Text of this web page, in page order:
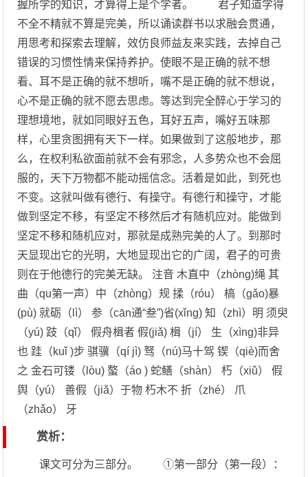
握所学的知识，才算得上是个学者。 君子知道学得
不全不精就不算是完美，所以诵读群书以求融会贯通，
用思考和探索去理解，效仿良师益友来实践，去掉自己
错误的习惯性情来保持养护。使眼不是正确的就不想
看、耳不是正确的就不想听，嘴不是正确的就不想说，
心不是正确的就不愿去思虑。等达到完全醉心于学习的
理想境地，就如同眼好五色，耳好五声，嘴好五味那
样，心里贪图拥有天下一样。如果做到了这般地步，那
么，在权利私欲面前就不会有邪念，人多势众也不会屈
服的，天下万物都不能动摇信念。活着是如此，到死也
不变。这就叫做有德行、有操守。有德行和操守，才能
做到坚定不移，有坚定不移然后才有随机应对。能做到
坚定不移和随机应对，那就是成熟完美的人了。到那时
天显现出它的光明，大地显现出它的广阔，君子的可贵
则在于他德行的完美无缺。 注音 木直中（zhòng)绳 其
曲（qu第一声）中（zhòng）规 揉（róu） 槁（gǎo)暴
(pù) 就砺（lì） 参（cān通“叁”)省(xǐng) 知（zhì）明 须臾
（yú) 跂（qǐ） 假舟楫者 假(jiǎ) 楫（jí） 生（xìng)非异
也 跬（kuǐ )步 骐骥（qí jì) 驽（nú)马十驾 锲（qiè)而舍
之 金石可镂（lòu) 螯（áo ) 蛇鳝（shàn） 朽（xiǔ） 假
舆（yú） 善假（jiǎ）于物 朽木不 折（zhé） 爪
（zhǎo） 牙
赏析：
课文可分为三部分。 ①第一部分（第一段）：